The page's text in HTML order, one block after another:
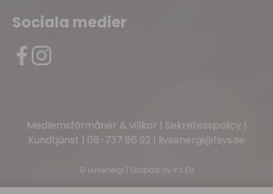
Sociala medier
Medlemsförmåner & villkor | Sekretesspolicy |
Kundtjänst | 08-737 86 92 | livsenergi@fsys.se
© Livsenergi | Skapad av It’s Ed